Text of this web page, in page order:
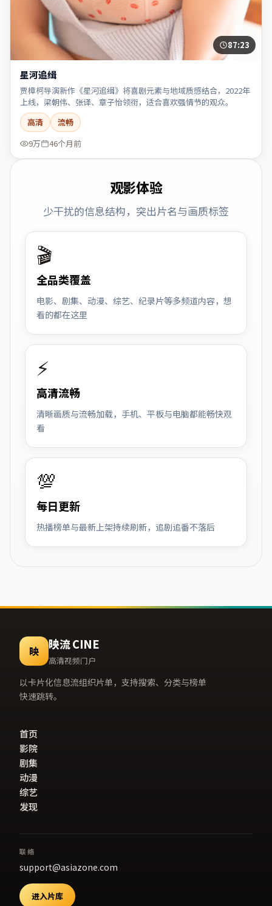
87:23
星河追缉
贾樟柯导演新作《星河追缉》将喜剧元素与地域质感结合，2022年
上线，梁朝伟、张译、章子怡领衔，适合喜欢强情节的观众。
高清
流畅
9万
46个月前
观影体验
少干扰的信息结构，突出片名与画质标签
🎬
全品类覆盖
电影、剧集、动漫、综艺、纪录片等多频道内容，想
看的都在这里
⚡
高清流畅
清晰画质与流畅加载，手机、平板与电脑都能畅快观
看
💯
每日更新
热播榜单与最新上架持续刷新，追剧追番不落后
映 映流 CINE
高清视频门户
以卡片化信息流组织片单，支持搜索、分类与榜单
快速跳转。
首页
影院
剧集
动漫
综艺
发现
联络
support@asiazone.com
进入片库